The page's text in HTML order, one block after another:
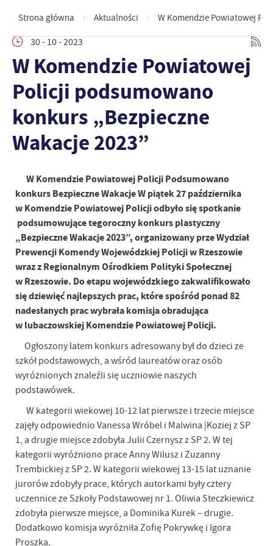
Strona główna Aktualności
W Komendzie Powiatowej
30 - 10 - 2023
W Komendzie Powiatowej
Policji podsumowano
konkurs „Bezpieczne
Wakacje 2023”
W Komendzie Powiatowej Policji Podsumowano
konkurs Bezpieczne Wakacje W piątek 27 października
w Komendzie Powiatowej Policji odbyło się spotkanie
podsumowujące tegoroczny konkurs plastyczny
„Bezpieczne Wakacje 2023”, organizowany prze Wydział
Prewencji Komendy Wojewódzkiej Policji w Rzeszowie
wraz z Regionalnym Ośrodkiem Polityki Społecznej
w Rzeszowie. Do etapu wojewódzkiego zakwalifikowało
się dziewięć najlepszych prac, które spośród ponad 82
nadesłanych prac wybrała komisja obradująca
w lubaczowskiej Komendzie Powiatowej Policji.
Ogłoszony latem konkurs adresowany był do dzieci ze
szkół podstawowych, a wśród laureatów oraz osób
wyróżnionych znaleźli się uczniowie naszych
podstawówek.
W kategorii wiekowej 10-12 lat pierwsze i trzecie miejsce
zajęły odpowiednio Vanessa Wróbel i Malwina |Koziej z SP
1, a drugie miejsce zdobyła Julii Czernysz z SP 2. W tej
kategorii wyróżniono prace Anny Wilusz i Zuzanny
Trembickiej z SP 2. W kategorii wiekowej 13-15 lat uznanie
jurorów zdobyły prace, których autorkami były cztery
uczennice ze Szkoły Podstawowej nr 1. Oliwia Steczkiewicz
zdobyła pierwsze miejsce, a Dominika Kurek – drugie.
Dodatkowo komisja wyróżniła Zofię Pokrywkę i Igora
Proszka.